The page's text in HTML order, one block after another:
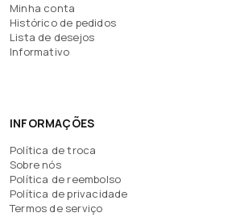
Minha conta
Histórico de pedidos
Lista de desejos
Informativo
INFORMAÇÕES
Política de troca
Sobre nós
Política de reembolso
Política de privacidade
Termos de serviço